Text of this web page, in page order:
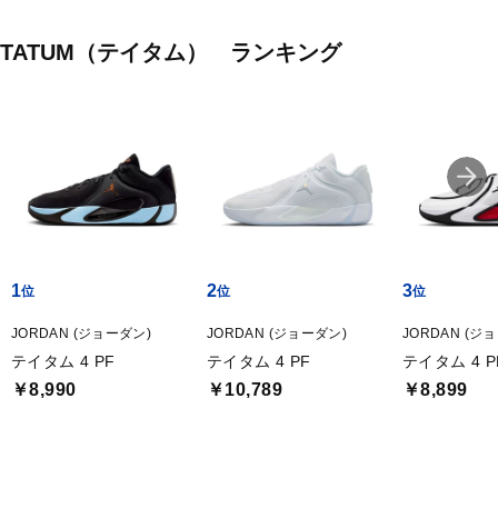
TATUM（テイタム） ランキング
1
JORDAN (ジョーダン)
テイタム 4 PF
￥8,990
2
JORDAN (ジョーダン)
テイタム 4 PF
￥10,789
3
JORDAN (ジ
テイタム 4
￥8,899